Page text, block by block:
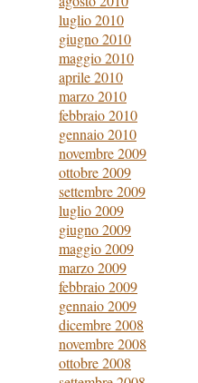
luglio 2010
giugno 2010
maggio 2010
aprile 2010
marzo 2010
febbraio 2010
gennaio 2010
novembre 2009
ottobre 2009
settembre 2009
luglio 2009
giugno 2009
maggio 2009
marzo 2009
febbraio 2009
gennaio 2009
dicembre 2008
novembre 2008
ottobre 2008